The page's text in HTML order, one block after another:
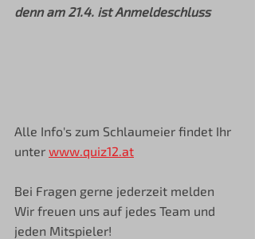
denn am 21.4. ist Anmeldeschluss
Alle Info's zum Schlaumeier findet Ihr
unter www.quiz12.at
Bei Fragen gerne jederzeit melden
Wir freuen uns auf jedes Team und
jeden Mitspieler!